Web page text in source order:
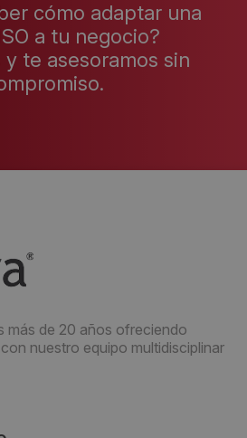
cómo adaptar una
a tu negocio?
y te asesoramos sin
más de 20 años ofreciendo
nuestro equipo multidisciplinar